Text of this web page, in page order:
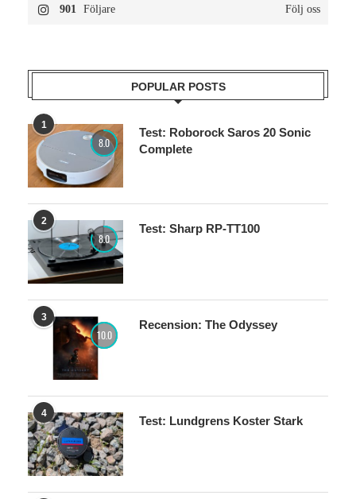
901 Följare Följ oss
POPULAR POSTS
1
8.0
Test: Roborock Saros 20 Sonic
Complete
2
8.0
Test: Sharp RP-TT100
3
10.0
Recension: The Odyssey
4
Test: Lundgrens Koster Stark